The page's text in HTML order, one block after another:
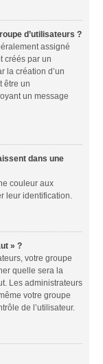
d’utilisateurs ?
assigné
créés par un
la création d’un
être un
un message
dans une
couleur aux
leur identification.
» ?
votre groupe
quelle sera la
Les administrateurs
votre groupe
de l’utilisateur.